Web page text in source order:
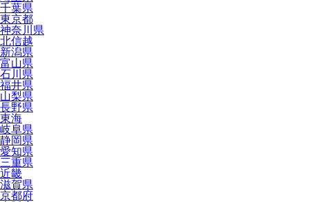
千葉県
東京都
神奈川県
北信越
新潟県
富山県
石川県
福井県
山梨県
長野県
東海
岐阜県
静岡県
愛知県
三重県
近畿
滋賀県
京都府